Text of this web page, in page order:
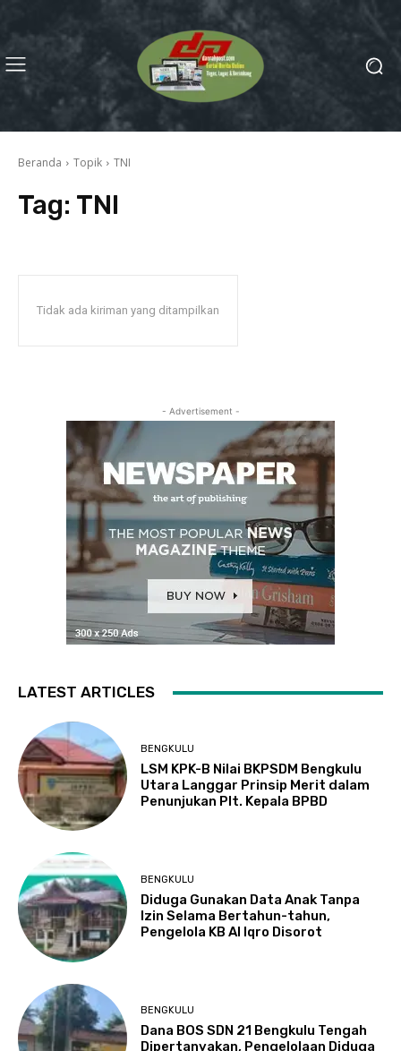
Beranda Topik TNI
Tag: TNI
Tidak ada kiriman yang ditampilkan
- Advertisement -
LATEST ARTICLES
BENGKULU
LSM KPK-B Nilai BKPSDM Bengkulu
Utara Langgar Prinsip Merit dalam
Penunjukan Plt. Kepala BPBD
BENGKULU
Diduga Gunakan Data Anak Tanpa
Izin Selama Bertahun-tahun,
Pengelola KB Al Iqro Disorot
BENGKULU
Dana BOS SDN 21 Bengkulu Tengah
Dipertanyakan, Pengelolaan Diduga